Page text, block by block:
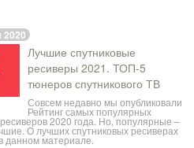
2020
Лучшие спутниковые
ресиверы 2021. ТОП-5
тюнеров спутникового ТВ
Совсем недавно мы опубликовали
Рейтинг самых популярных
2020 года . Но, популярные –
О лучших спутниковых ресиверах
данном материале.